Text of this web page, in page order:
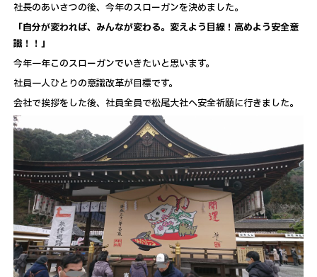
社長のあいさつの後、今年のスローガンを決めました。
「自分が変われば、みんなが変わる。変えよう目線！高めよう安全意
識！！」
今年一年このスローガンでいきたいと思います。
社員一人ひとりの意識改革が目標です。
会社で挨拶をした後、社員全員で松尾大社へ安全祈願に行きました。